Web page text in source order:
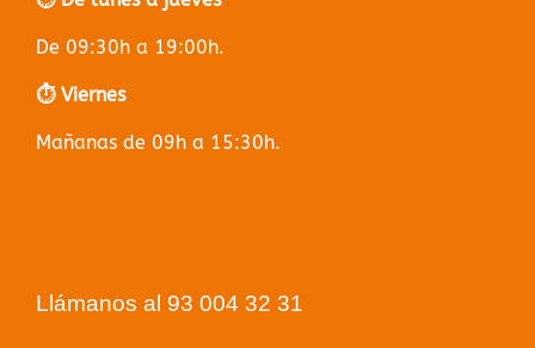
De 09:30h a 19:00h.
⏱️ Viernes
Mañanas de 09h a 15:30h.
Llámanos al 93 004 32 31